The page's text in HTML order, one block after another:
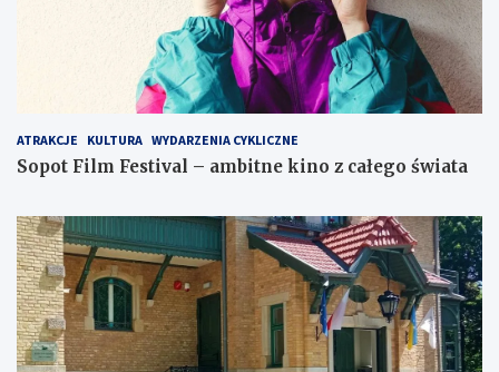
ATRAKCJE KULTURA WYDARZENIA CYKLICZNE
Sopot Film Festival – ambitne kino z całego świata